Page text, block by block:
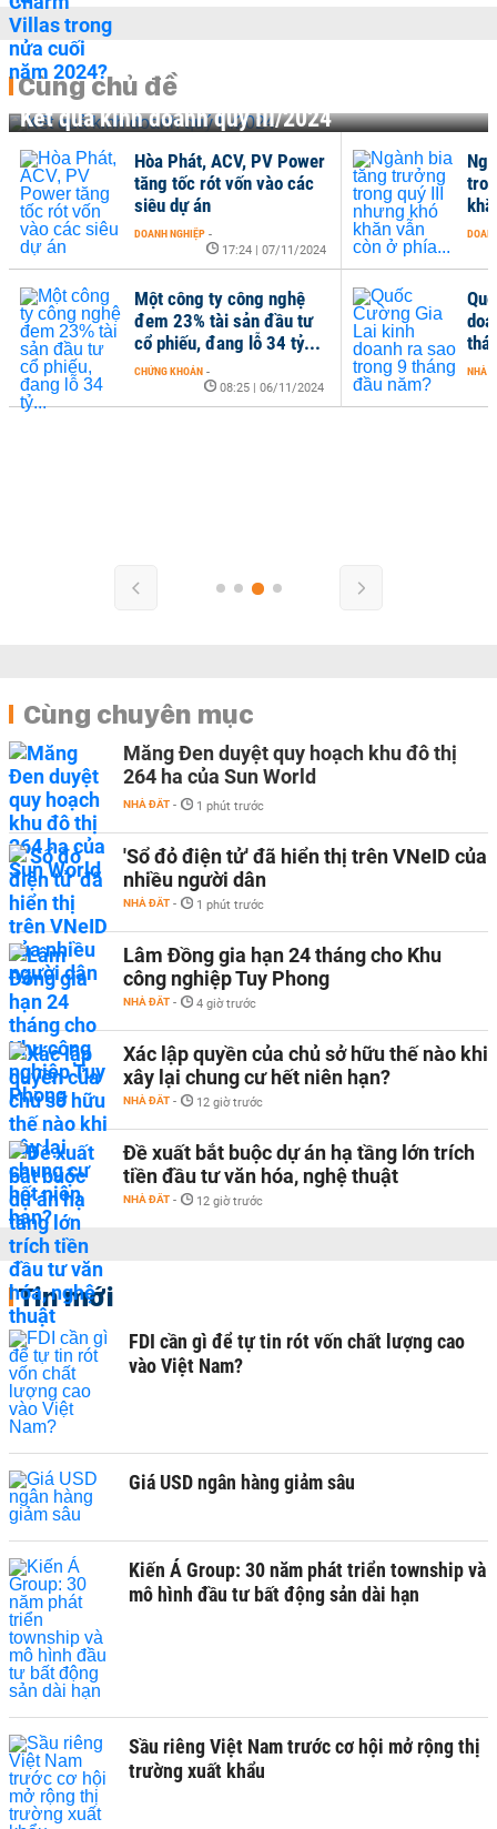
Cùng chủ đề
Kết quả kinh doanh quý III/2024
NHÀ
Hòa Phát, ACV, PV Power
tăng tốc rót vốn vào các
siêu dự án
DOANH NGHIỆP -
17:24 | 07/11/2024
Một công ty công nghệ
đem 23% tài sản đầu tư
cổ phiếu, đang lỗ 34 tỷ...
CHỨNG KHOÁN -
08:25 | 06/11/2024
Cùng chuyên mục
Măng Đen duyệt quy hoạch khu đô thị
264 ha của Sun World
NHÀ ĐẤT - 1 phút trước
'Sổ đỏ điện tử' đã hiển thị trên VNeID của
nhiều người dân
NHÀ ĐẤT - 1 phút trước
Lâm Đồng gia hạn 24 tháng cho Khu
công nghiệp Tuy Phong
NHÀ ĐẤT - 4 giờ trước
Xác lập quyền của chủ sở hữu thế nào khi
xây lại chung cư hết niên hạn?
NHÀ ĐẤT - 12 giờ trước
Đề xuất bắt buộc dự án hạ tầng lớn trích
tiền đầu tư văn hóa, nghệ thuật
NHÀ ĐẤT - 12 giờ trước
Tin mới
FDI cần gì để tự tin rót vốn chất lượng cao
vào Việt Nam?
Giá USD ngân hàng giảm sâu
Kiến Á Group: 30 năm phát triển township và
mô hình đầu tư bất động sản dài hạn
Sầu riêng Việt Nam trước cơ hội mở rộng thị
trường xuất khẩu